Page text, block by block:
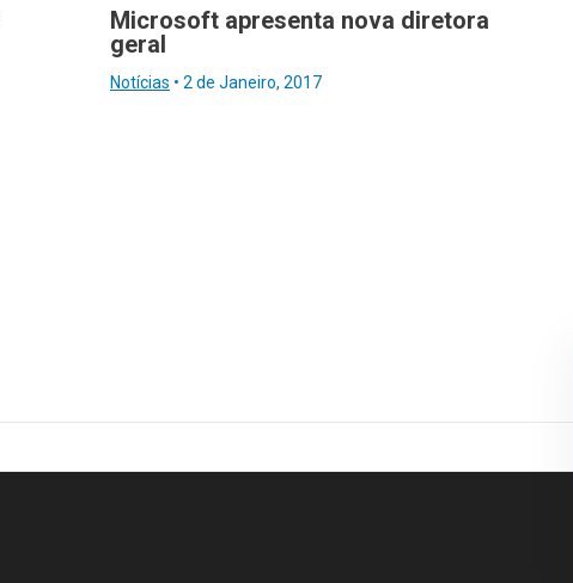
Microsoft apresenta nova diretora
geral
Notícias • 2 de Janeiro, 2017